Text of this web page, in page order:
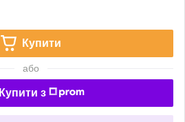
Купити
або
Купити з